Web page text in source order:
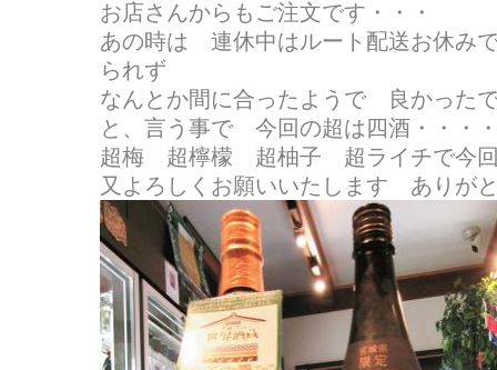
お店さんからもご注文です・・・
あの時は 連休中はルート配送お休み
られず
なんとか間に合ったようで 良かった
と、言う事で 今回の超は四酒・・・
超梅 超檸檬 超柚子 超ライチで今
又よろしくお願いいたします ありが